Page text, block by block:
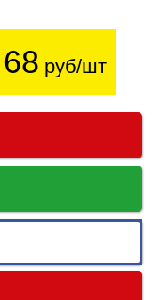
68 руб/шт